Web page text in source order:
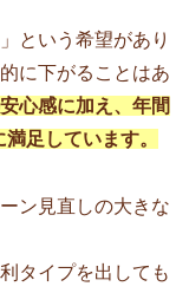
」という希望があり
に下がることはあ
心感に加え、年間
足しています。
ン見直しの大きな
タイプを出しても